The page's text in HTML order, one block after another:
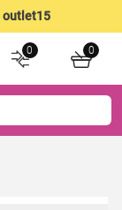
outlet15
0 0